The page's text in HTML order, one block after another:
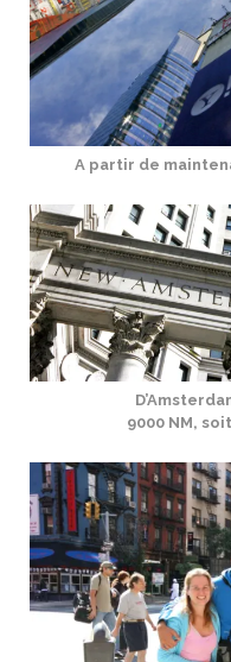
A partir de
9000 NM,